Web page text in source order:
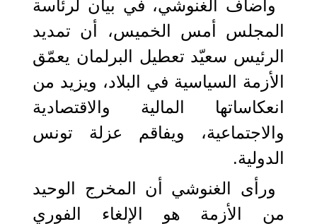
وأضاف الغنوشي، في بيان لرئاسة
المجلس أمس الخميس، أن تمديد
الرئيس سعيّد تعطيل البرلمان يعمّق
الأزمة السياسية في البلاد، ويزيد من
انعكاساتها المالية والاقتصادية
والاجتماعية، ويفاقم عزلة تونس
الدولية.
ورأى الغنوشي أن المخرج الوحيد
من الأزمة هو الإلغاء الفوري